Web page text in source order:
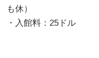
も休）
・入館料：25ドル